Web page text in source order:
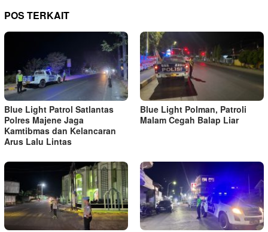
POS TERKAIT
Blue Light Patrol Satlantas
Polres Majene Jaga
Kamtibmas dan Kelancaran
Arus Lalu Lintas
Blue Light Polman, Patroli
Malam Cegah Balap Liar